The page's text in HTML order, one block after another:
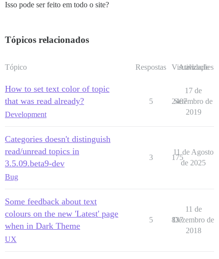
Isso pode ser feito em todo o site?
Tópicos relacionados
Tópico Respostas Visualizações
Atividade
How to set text color of topic
that was read already?
Development
5 2407
17 de
Setembro de
2019
Categories doesn't distinguish
read/unread topics in
3.5.09.beta9-dev
Bug
3 175
11 de Agosto
de 2025
Some feedback about text
colours on the new 'Latest' page
when in Dark Theme
UX
5 837
11 de
Dezembro de
2018